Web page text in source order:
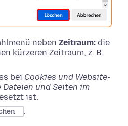
neben Zeitraum: die
kürzeren Zeitraum, z. B.
bei Cookies und Website-
Dateien und Seiten im
ist.
.